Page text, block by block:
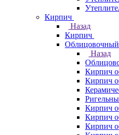
Кирпич
Назад
Кирпич
Назад
Кирпич
Кирпич
Кирпич
Кирпич
Кирпич